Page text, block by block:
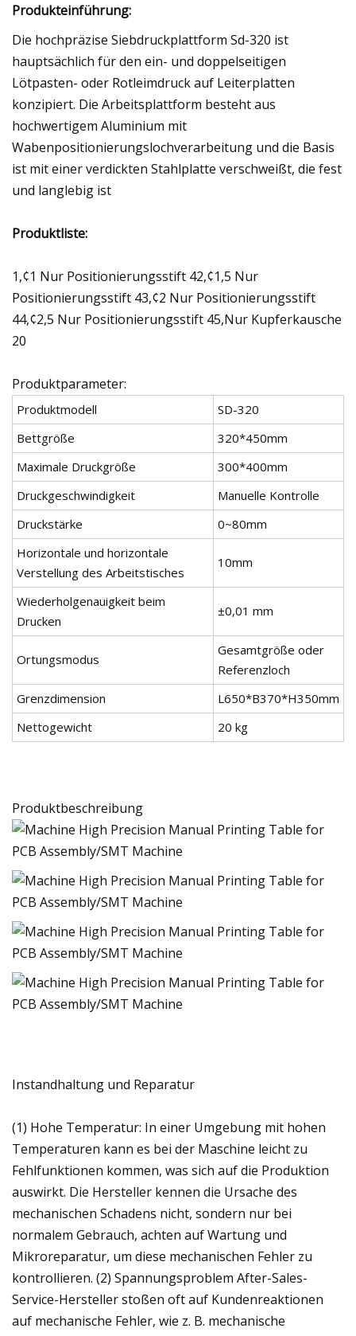
Produkteinführung:
Die hochpräzise Siebdruckplattform Sd-320 ist
hauptsächlich für den ein- und doppelseitigen
Lötpasten- oder Rotleimdruck auf Leiterplatten
konzipiert. Die Arbeitsplattform besteht aus
hochwertigem Aluminium mit
Wabenpositionierungslochverarbeitung und die Basis
ist mit einer verdickten Stahlplatte verschweißt, die fest
und langlebig ist
Produktliste:
1,¢1 Nur Positionierungsstift 42,¢1,5 Nur
Positionierungsstift 43,¢2 Nur Positionierungsstift
44,¢2,5 Nur Positionierungsstift 45,Nur Kupferkausche
20
Produktparameter:
Produktmodell
SD-320
Bettgröße
320*450mm
Maximale Druckgröße
300*400mm
Druckgeschwindigkeit
Manuelle Kontrolle
Druckstärke
0~80mm
Horizontale und horizontale
Verstellung des Arbeitstisches
10mm
Wiederholgenauigkeit beim
Drucken
±0,01 mm
Ortungsmodus
Gesamtgröße oder
Referenzloch
Grenzdimension
L650*B370*H350mm
Nettogewicht
20 kg
Produktbeschreibung
Instandhaltung und Reparatur
(1) Hohe Temperatur: In einer Umgebung mit hohen
Temperaturen kann es bei der Maschine leicht zu
Fehlfunktionen kommen, was sich auf die Produktion
auswirkt. Die Hersteller kennen die Ursache des
mechanischen Schadens nicht, sondern nur bei
normalem Gebrauch, achten auf Wartung und
Mikroreparatur, um diese mechanischen Fehler zu
kontrollieren. (2) Spannungsproblem After-Sales-
Service-Hersteller stoßen oft auf Kundenreaktionen
auf mechanische Fehler, wie z. B. mechanische